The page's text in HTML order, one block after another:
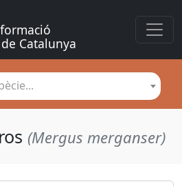
Catalunya
(Mergus merganser)